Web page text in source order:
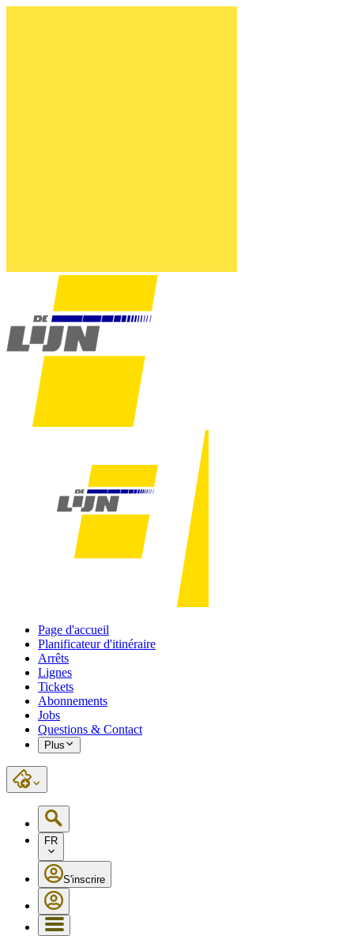
Page d'accueil
Planificateur d'itinéraire
Arrêts
Lignes
Tickets
Abonnements
Jobs
Questions & Contact
Plus
FR
S'inscrire